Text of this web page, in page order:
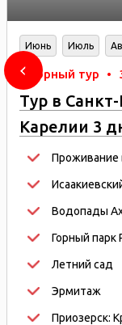
Июнь Июль
Сборный тур •
Тур в
Карелии 3
Проживание
Водопады
Горный парк
Летний сад
Эрмитаж
Приозерск: